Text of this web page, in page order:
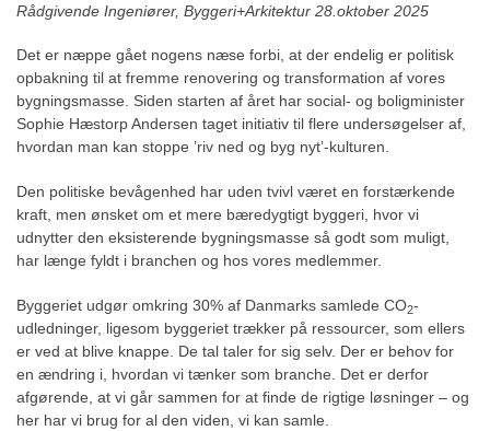
Rådgivende Ingeniører, Byggeri+Arkitektur 28.oktober 2025
Det er næppe gået nogens næse forbi, at der endelig er politisk
opbakning til at fremme renovering og transformation af vores
bygningsmasse. Siden starten af året har social- og boligminister
Sophie Hæstorp Andersen taget initiativ til flere undersøgelser af,
hvordan man kan stoppe ’riv ned og byg nyt’-kulturen.
Den politiske bevågenhed har uden tvivl været en forstærkende
kraft, men ønsket om et mere bæredygtigt byggeri, hvor vi
udnytter den eksisterende bygningsmasse så godt som muligt,
har længe fyldt i branchen og hos vores medlemmer.
Byggeriet udgør omkring 30% af Danmarks samlede CO2-
udledninger, ligesom byggeriet trækker på ressourcer, som ellers
er ved at blive knappe. De tal taler for sig selv. Der er behov for
en ændring i, hvordan vi tænker som branche. Det er derfor
afgørende, at vi går sammen for at finde de rigtige løsninger – og
her har vi brug for al den viden, vi kan samle.